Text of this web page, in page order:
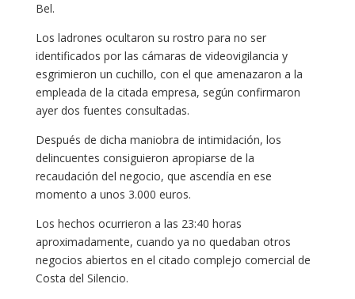
Bel.
Los ladrones ocultaron su rostro para no ser
identificados por las cámaras de videovigilancia y
esgrimieron un cuchillo, con el que amenazaron a la
empleada de la citada empresa, según confirmaron
ayer dos fuentes consultadas.
Después de dicha maniobra de intimidación, los
delincuentes consiguieron apropiarse de la
recaudación del negocio, que ascendía en ese
momento a unos 3.000 euros.
Los hechos ocurrieron a las 23:40 horas
aproximadamente, cuando ya no quedaban otros
negocios abiertos en el citado complejo comercial de
Costa del Silencio.